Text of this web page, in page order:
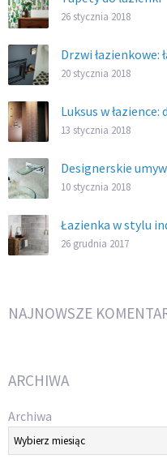
26 stycznia 2018
Drzwi łazienkowe:
20 stycznia 2018
Luksus w łazience:
13 stycznia 2018
Designerskie
10 stycznia 2018
Łazienka w stylu
26 grudnia 2017
NAJNOWSZE
ARCHIWA
Archiwa